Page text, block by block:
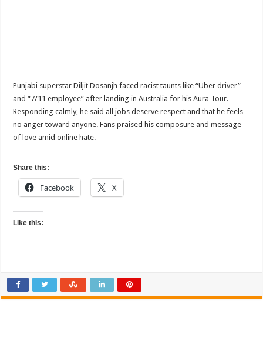
Punjabi superstar Diljit Dosanjh faced racist taunts like “Uber driver”
and “7/11 employee” after landing in Australia for his Aura Tour.
Responding calmly, he said all jobs deserve respect and that he feels
no anger toward anyone. Fans praised his composure and message
of love amid online hate.
Share this:
Facebook X
Like this: